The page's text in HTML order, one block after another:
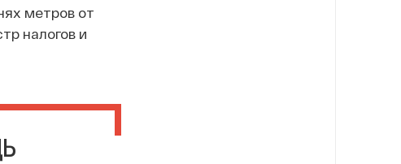
метров от
налогов и